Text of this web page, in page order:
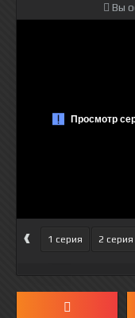
Вы
‹ 1 серия 2 серия